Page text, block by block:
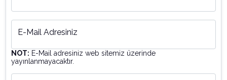
E-Mail Adresiniz
NOT: E-Mail adresiniz web sitemiz üzerinde
yayınlanmayacaktır.